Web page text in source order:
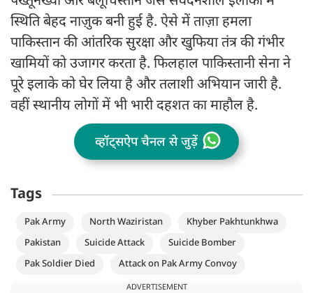
स्थिति बेहद नाज़ुक बनी हुई है. ऐसे में ताज़ा हमला
पाकिस्तान की आंतरिक सुरक्षा और खुफिया तंत्र की गंभीर
खामियों को उजागर करता है. फिलहाल पाकिस्तानी सेना ने
पूरे इलाके को घेर लिया है और तलाशी अभियान जारी है.
वहीं स्थानीय लोगों में भी भारी दहशत का माहौल है.
व्हॉट्सऐप चैनल से जुड़ें
Tags
Pak Army North Waziristan
Khyber Pakhtunkhwa
Pakistan
Suicide Attack
Suicide Bomber
Pak Soldier Died
Attack on Pak Army Convoy
ADVERTISEMENT